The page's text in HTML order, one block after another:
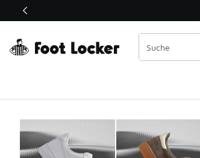
Dieser Link öffnet sich in einem neuen Fenster